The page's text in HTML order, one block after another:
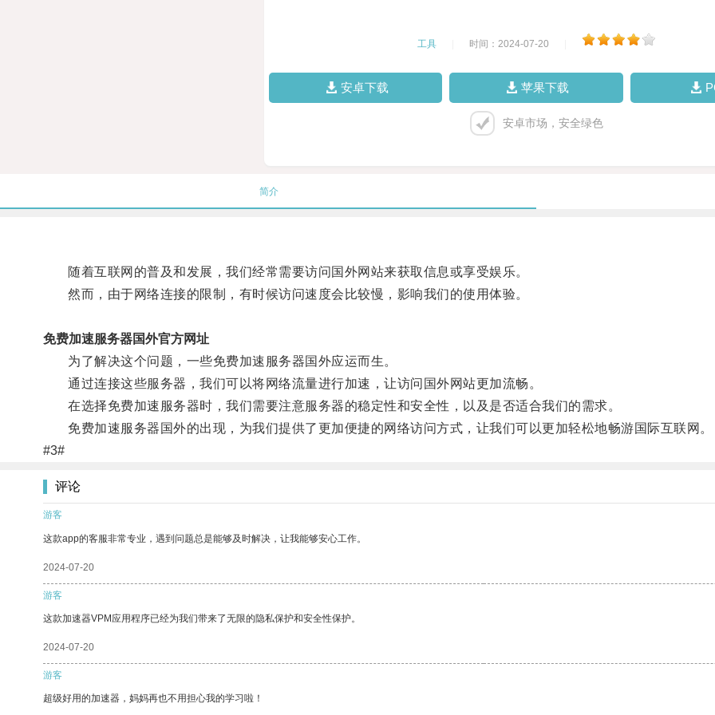
工具 时间：2024-07-20
安卓下载 苹果下载
安卓市场，安全绿色
简介
随着互联网的普及和发展，我们经常需要访问国外网站来获取信息或享受娱乐。
然而，由于网络连接的限制，有时候访问速度会比较慢，影响我们的使用体验。
免费加速服务器国外官方网址
为了解决这个问题，一些免费加速服务器国外应运而生。
通过连接这些服务器，我们可以将网络流量进行加速，让访问国外网站更加流畅。
在选择免费加速服务器时，我们需要注意服务器的稳定性和安全性，以及是否适合我们的需求。
免费加速服务器国外的出现，为我们提供了更加便捷的网络访问方式，让我们可以更加轻松地畅游国际互联网。
#3#
评论
游客
这款app的客服非常专业，遇到问题总是能够及时解决，让我能够安心工作。
2024-07-20
游客
这款加速器VPM应用程序已经为我们带来了无限的隐私保护和安全性保护。
2024-07-20
游客
超级好用的加速器，妈妈再也不用担心我的学习啦！